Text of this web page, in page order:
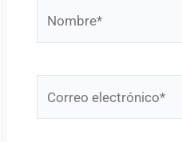
electrónico*